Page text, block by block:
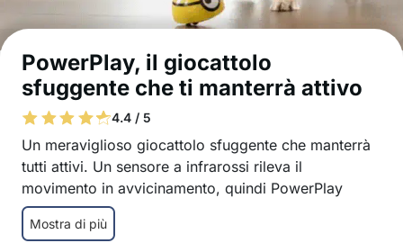
PowerPlay, il giocattolo
sfuggente che ti manterrà attivo
4.4 / 5
Un meraviglioso giocattolo sfuggente che manterrà
tutti attivi. Un sensore a infrarossi rileva il
movimento in avvicinamento, quindi PowerPlay
salterà via quando cercherai di prenderlo.
Intrattenimento sano al chiuso.
Mostra di più